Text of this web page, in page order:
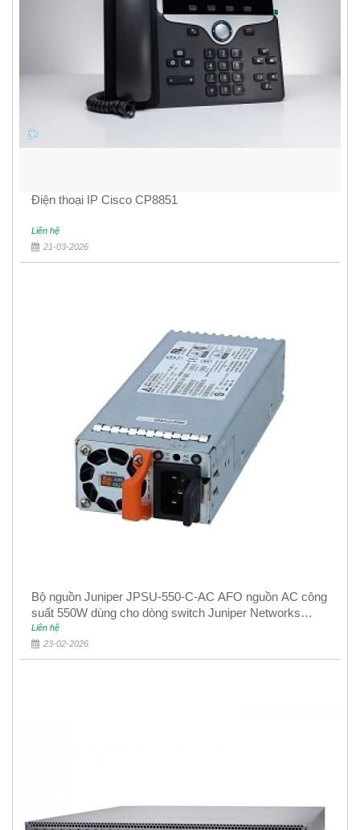
Điện thoại IP Cisco CP8851
Liên hệ
21-03-2026
Bộ nguồn Juniper JPSU-550-C-AC AFO nguồn AC công
suất 550W dùng cho dòng switch Juniper Networks
EX4400
Liên hệ
23-02-2026